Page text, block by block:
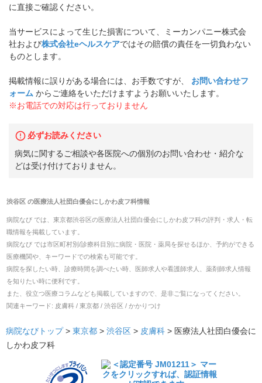
に直接ご確認ください。
当サービスによって生じた損害について、ミーカンパニー株式会
社および株式会社eヘルスケアではその賠償の責任を一切負わない
ものとします。
掲載情報に誤りがある場合には、お手数ですが、
お問い合わせフ
ォーム からご連絡をいただけますようお願いいたします。
※お電話での対応は行っておりません
必ずお読みください
病気に関するご相談や各医院への個別のお問い合わせ・紹介な
どは受け付けておりません。
渋谷区の医療法人社団白優会にしかわ皮フ科情報
病院なび では、 東京都渋谷区の医療法人社団白優会にしかわ皮フ科の評判・求人・転
職情報を掲載しています。
病院なび では市区町村別/診療科目別に病院・医院・薬局を探せるほか、予約ができる
医療機関や、キーワードでの検索も可能です。
病院を探したい時、診療時間を調べたい時、医師求人や看護師求人、薬剤師求人情報
を知りたい時に便利です。
また、役立つ医療コラムなども掲載していますので、是非ご覧になってください。
関連キーワード: 皮膚科 / 東京都 / 渋谷区 / かかりつけ
病院なびトップ > 東京都 > 渋谷区 > 皮膚科 > 医療法人社団白優会に
しかわ皮フ科